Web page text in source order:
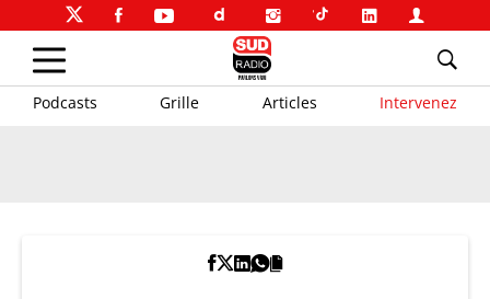
Podcasts Grille Articles Intervenez